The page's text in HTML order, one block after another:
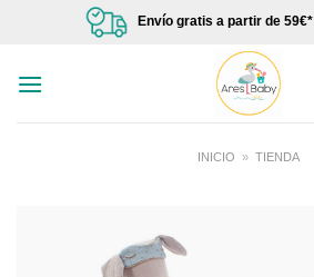
Envío gratis a partir de 59€*
INICIO » TIENDA